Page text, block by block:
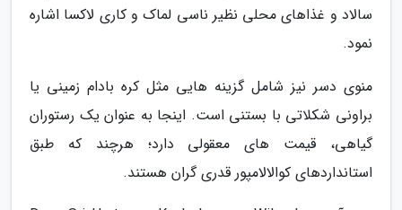
سالاد و غذاهای محلی نظیر ناسی لماک و کاری لاکسا اشاره
نمود.
منوی دسر نیز شامل گزینه هایی مثل کره بادام زمینی یا
براونی شکلاتی با بستنی است. اینجا به عنوان یک رستوران
گیاهی، قیمت های معقولی دارد؛ هرچند که طبق
استانداردهای کوالالامپور قدری گران هستند.